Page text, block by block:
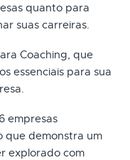
quanto para
suas carreiras.
Coaching, que
essenciais para sua
empresas
que demonstra um
explorado com